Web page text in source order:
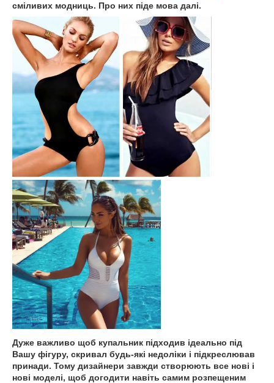
сміливих модниць. Про них піде мова далі.
Дуже важливо щоб купальник підходив ідеально під
Вашу фігуру, скривал будь-які недоліки і підкреслював
принади. Тому дизайнери завжди створюють все нові і
нові моделі, щоб догодити навіть самим розпещеним